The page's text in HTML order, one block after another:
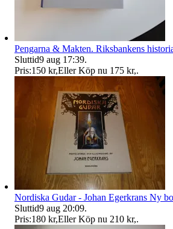
Pengarna & Makten. Riksbankens
Sluttid9 aug 17:39.
Pris:150 kr,Eller Köp nu 175 kr,.
Nordiska Gudar - Johan Egerkrans Ny
Sluttid9 aug 20:09.
Pris:180 kr,Eller Köp nu 210 kr,.